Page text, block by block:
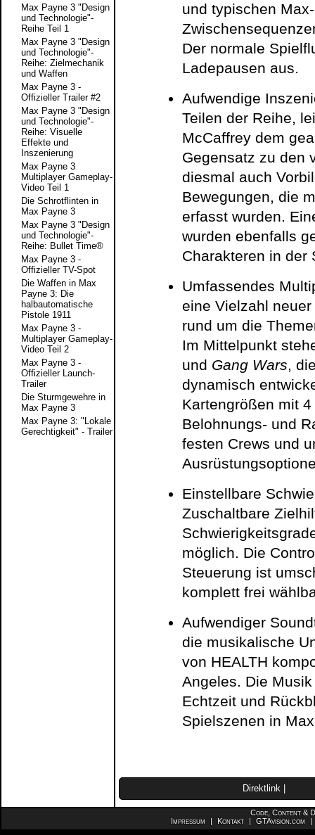
Max Payne 3 "Design
und Technologie"-
Reihe Teil 1
Max Payne 3 "Design
und Technologie"-
Reihe: Zielmechanik
und Waffen
Max Payne 3 -
Offizieller Trailer #2
Max Payne 3 "Design
und Technologie"-
Reihe: Visuelle
Effekte und
Inszenierung
Max Payne 3
Multiplayer Gameplay-
Video Teil 1
Die Schrotflinten in
Max Payne 3
Max Payne 3 "Design
und Technologie"-
Reihe: Bullet Time®
Max Payne 3 -
Offizieller TV-Spot
Die Waffen in Max
Payne 3: Die
halbautomatische
Pistole 1911
Max Payne 3 -
Multiplayer Gameplay-
Video Teil 2
Max Payne 3 -
Offizieller Launch-
Trailer
Die Sturmgewehre in
Max Payne 3
Max Payne 3: "Lokale
Gerechtigkeit" - Trailer
und typischen
Der normale
Ladepausen aus.
Aufwendige
Teilen der Reihe,
McCaffrey dem
Gegensatz zu den
diesmal auch
Bewegungen, die
erfasst wurden.
wurden ebenfalls
Charakteren in der
Umfassendes
eine Vielzahl
rund um die
Im Mittelpunkt
und Gang Wars,
dynamisch
Kartengrößen mit
Belohnungs- und
festen Crews und
Einstellbare
Zuschaltbare
möglich. Die
Steuerung ist
komplett frei
Aufwendiger
die musikalische
von HEALTH
Angeles. Die
Echtzeit und
Spielszenen in
Direktlink
Code, Content &
Impressum
| Kontakt | GTAvision.com